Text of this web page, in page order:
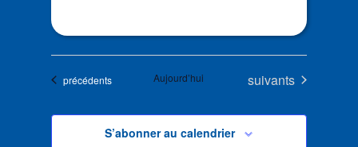
Évènements
précédents Aujourd’hui Évènements
suivants
S’abonner au calendrier